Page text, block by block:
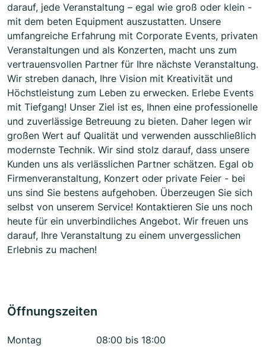
darauf, jede Veranstaltung – egal wie groß oder klein -
mit dem beten Equipment auszustatten. Unsere
umfangreiche Erfahrung mit Corporate Events, privaten
Veranstaltungen und als Konzerten, macht uns zum
vertrauensvollen Partner für Ihre nächste Veranstaltung.
Wir streben danach, Ihre Vision mit Kreativität und
Höchstleistung zum Leben zu erwecken. Erlebe Events
mit Tiefgang! Unser Ziel ist es, Ihnen eine professionelle
und zuverlässige Betreuung zu bieten. Daher legen wir
großen Wert auf Qualität und verwenden ausschließlich
modernste Technik. Wir sind stolz darauf, dass unsere
Kunden uns als verlässlichen Partner schätzen. Egal ob
Firmenveranstaltung, Konzert oder private Feier - bei
uns sind Sie bestens aufgehoben. Überzeugen Sie sich
selbst von unserem Service! Kontaktieren Sie uns noch
heute für ein unverbindliches Angebot. Wir freuen uns
darauf, Ihre Veranstaltung zu einem unvergesslichen
Erlebnis zu machen!
Öffnungszeiten
Montag
08:00 bis 18:00